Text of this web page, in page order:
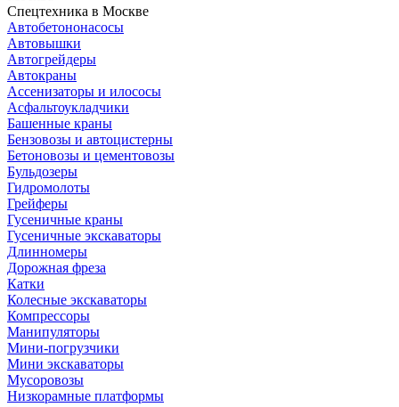
Спецтехника в Москве
Автобетононасосы
Автовышки
Автогрейдеры
Автокраны
Ассенизаторы и илососы
Асфальтоукладчики
Башенные краны
Бензовозы и автоцистерны
Бетоновозы и цементовозы
Бульдозеры
Гидромолоты
Грейферы
Гусеничные краны
Гусеничные экскаваторы
Длинномеры
Дорожная фреза
Катки
Колесные экскаваторы
Компрессоры
Манипуляторы
Мини-погрузчики
Мини экскаваторы
Мусоровозы
Низкорамные платформы